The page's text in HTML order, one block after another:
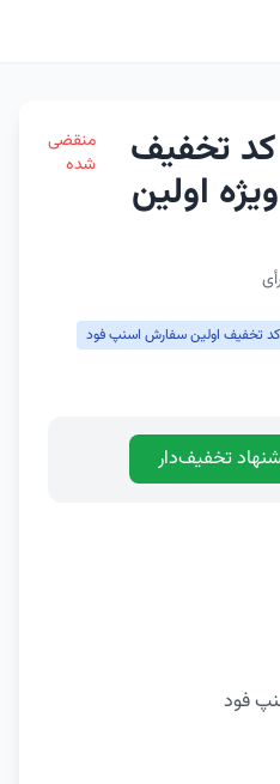
کد تخفیف
اولین
منقضی
شده
کد تخفیف اولین سفارش اسنپ فود
تخفیف‌دار
فود